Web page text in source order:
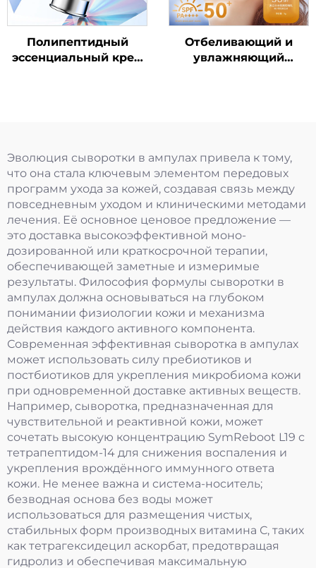
Полипептидный
эссенциальный крем
Отбеливающий и
увлажняющий
Эволюция сыворотки в ампулах привела к тому,
что она стала ключевым элементом передовых
программ ухода за кожей, создавая связь между
повседневным уходом и клиническими методами
лечения. Её основное ценовое предложение —
это доставка высокоэффективной моно-
дозированной или краткосрочной терапии,
обеспечивающей заметные и измеримые
результаты. Философия формулы сыворотки в
ампулах должна основываться на глубоком
понимании физиологии кожи и механизма
действия каждого активного компонента.
Современная эффективная сыворотка в ампулах
может использовать силу пребиотиков и
постбиотиков для укрепления микробиома кожи
при одновременной доставке активных веществ.
Например, сыворотка, предназначенная для
чувствительной и реактивной кожи, может
сочетать высокую концентрацию SymReboot L19 с
тетрапептидом-14 для снижения воспаления и
укрепления врождённого иммунного ответа
кожи. Не менее важна и система-носитель;
безводная основа без воды может
использоваться для размещения чистых,
стабильных форм производных витамина С, таких
как тетрагексидецил аскорбат, предотвращая
гидролиз и обеспечивая максимальную